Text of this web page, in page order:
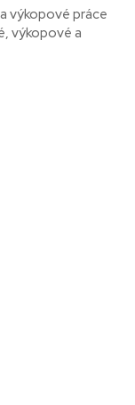
výkopové práce
výkopové a